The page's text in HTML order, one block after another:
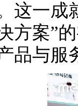
这一成
方案”
品与服